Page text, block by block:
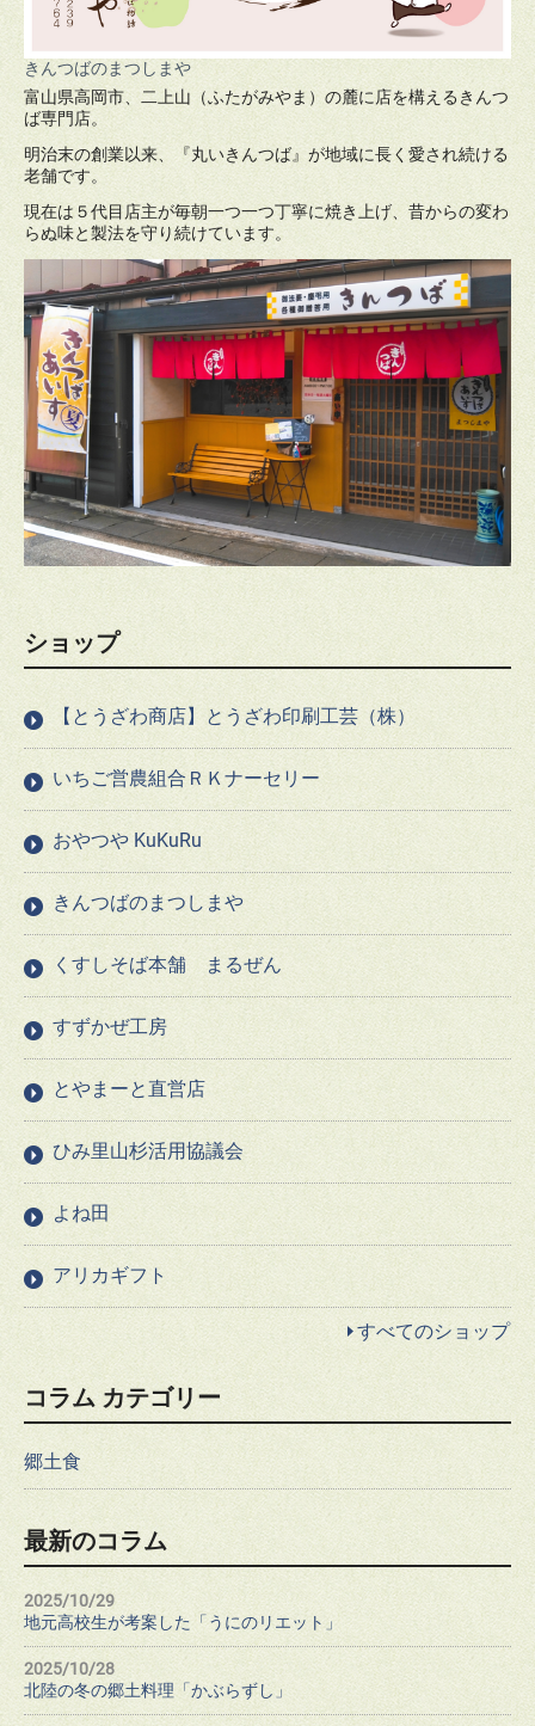
きんつばのまつしまや
富山県高岡市、二上山（ふたがみやま）の麓に店を構えるきんつ
ば専門店。
明治末の創業以来、『丸いきんつば』が地域に長く愛され続ける
老舗です。
現在は５代目店主が毎朝一つ一つ丁寧に焼き上げ、昔からの変わ
らぬ味と製法を守り続けています。
ショップ
【とうざわ商店】とうざわ印刷工芸（株）
いちご営農組合ＲＫナーセリー
おやつや KuKuRu
きんつばのまつしまや
くすしそば本舗 まるぜん
すずかぜ工房
とやまーと直営店
ひみ里山杉活用協議会
よね田
アリカギフト
すべてのショップ
コラム カテゴリー
郷土食
最新のコラム
2025/10/29
地元高校生が考案した「うにのリエット」
2025/10/28
北陸の冬の郷土料理「かぶらずし」